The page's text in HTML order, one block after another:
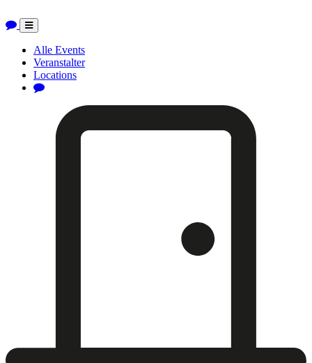
Toggle
navigation
Alle Events
Veranstalter
Locations